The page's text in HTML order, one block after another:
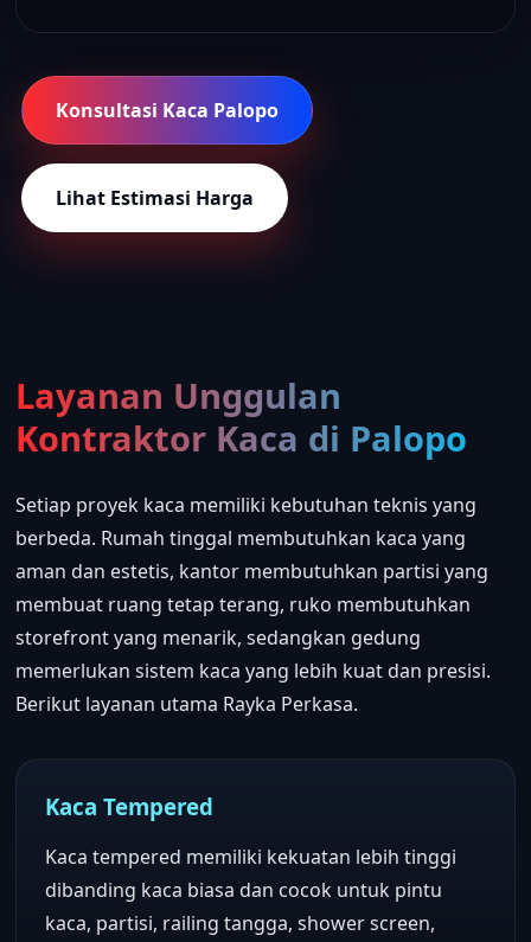
Konsultasi Kaca Palopo
Lihat Estimasi Harga
Layanan Unggulan
Kontraktor Kaca di Palopo
Setiap proyek kaca memiliki kebutuhan teknis yang
berbeda. Rumah tinggal membutuhkan kaca yang
aman dan estetis, kantor membutuhkan partisi yang
membuat ruang tetap terang, ruko membutuhkan
storefront yang menarik, sedangkan gedung
memerlukan sistem kaca yang lebih kuat dan presisi.
Berikut layanan utama Rayka Perkasa.
Kaca Tempered
Kaca tempered memiliki kekuatan lebih tinggi
dibanding kaca biasa dan cocok untuk pintu
kaca, partisi, railing tangga, shower screen,